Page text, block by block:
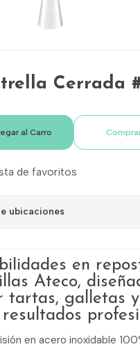
Cerrada
al Carro
de favoritos
ubicaciones
en
Ateco,
tartas, galletas y
en acero inoxidable